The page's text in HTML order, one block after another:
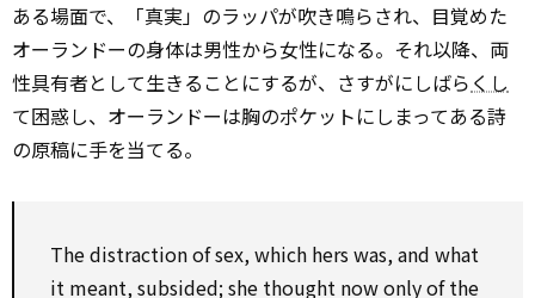
ある場面で、「真実」のラッパが吹き鳴らされ、目覚めた
オーランドーの身体は男性から女性になる。それ以降、両
性具有者として生きることにするが、さすがにしばら くし
て困惑し、オーランドーは胸のポケットにしまってある詩
の原稿に手を当てる。
The distraction of sex,which hers was, and what
it meant, subsided; she thought now only of the